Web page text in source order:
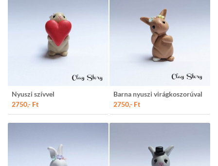
Nyuszi szívvel
2750,- Ft
Barna nyuszi virágkoszorúval
2750,- Ft